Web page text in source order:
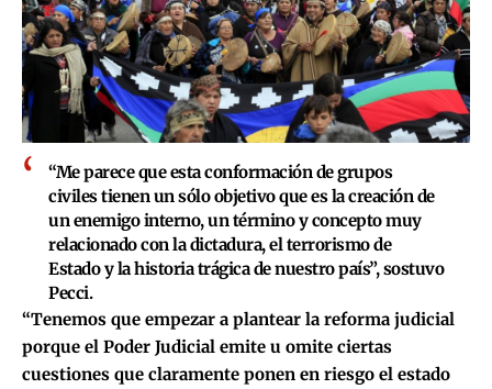
“Me parece que esta conformación de grupos
civiles tienen un sólo objetivo que es la creación de
un enemigo interno, un término y concepto muy
relacionado con la dictadura, el terrorismo de
Estado y la historia trágica de nuestro país”, sostuvo
Pecci.
“Tenemos que empezar a plantear la reforma judicial
porque el Poder Judicial emite u omite ciertas
cuestiones que claramente ponen en riesgo el estado